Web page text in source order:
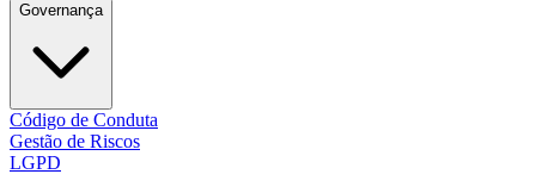
Governança
Código de Conduta
Gestão de Riscos
LGPD